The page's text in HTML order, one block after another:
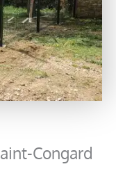
Congard